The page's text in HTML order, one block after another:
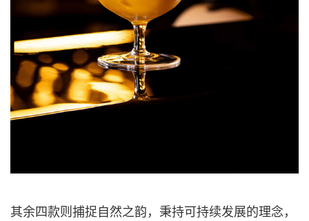
其余四款则捕捉自然之韵，秉持可持续发展的理念，